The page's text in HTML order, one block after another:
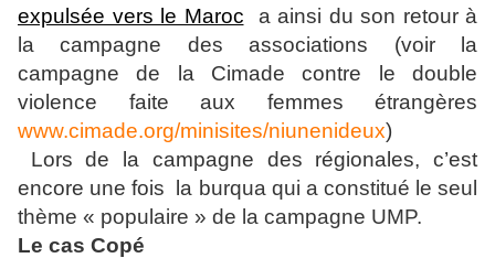
expulsée vers le Maroc
a ainsi du son retour à
la campagne des associations (voir la
campagne de la Cimade contre le double
violence faite aux femmes étrangères
www.cimade.org/minisites/niunenideux)
Lors de la campagne des régionales, c’est
encore une fois la burqua qui a constitué le seul
thème « populaire » de la campagne UMP.
Le cas Copé